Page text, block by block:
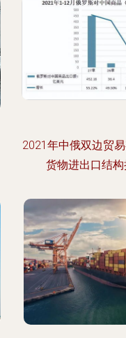
2021年中俄双边贸
货物进出口结